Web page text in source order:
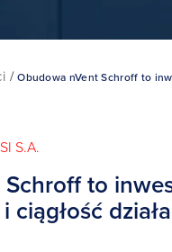
/Obudowa nVent Schroff to
S.A.
to
ciągłość